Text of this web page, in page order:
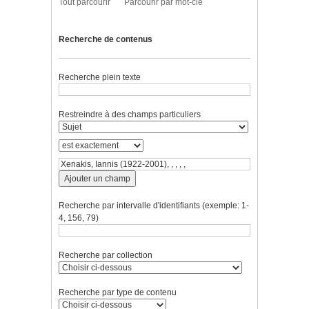
Tout parcourir Parcourir par mot-clé
Recherche de contenus
Recherche plein texte
Restreindre à des champs particuliers
Ajouter un champ
Recherche par intervalle d'identifiants (exemple: 1-
4, 156, 79)
Recherche par collection
Recherche par type de contenu